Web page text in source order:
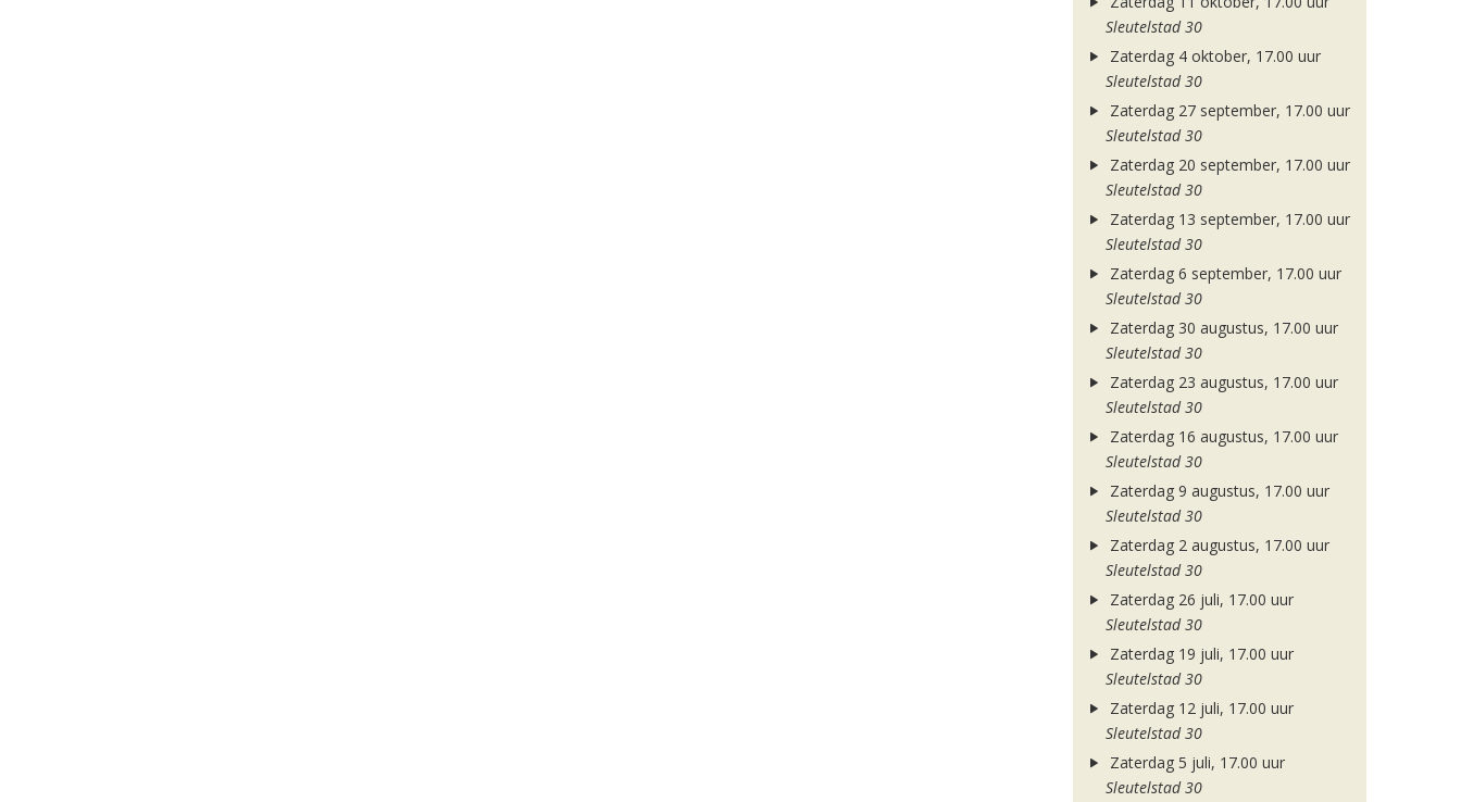
Sleutelstad 30
Zaterdag 4 oktober, 17.00 uur
Sleutelstad 30
Zaterdag 27 september, 17.00 uur
Sleutelstad 30
Zaterdag 20 september, 17.00 uur
Sleutelstad 30
Zaterdag 13 september, 17.00 uur
Sleutelstad 30
Zaterdag 6 september, 17.00 uur
Sleutelstad 30
Zaterdag 30 augustus, 17.00 uur
Sleutelstad 30
Zaterdag 23 augustus, 17.00 uur
Sleutelstad 30
Zaterdag 16 augustus, 17.00 uur
Sleutelstad 30
Zaterdag 9 augustus, 17.00 uur
Sleutelstad 30
Zaterdag 2 augustus, 17.00 uur
Sleutelstad 30
Zaterdag 26 juli, 17.00 uur
Sleutelstad 30
Zaterdag 19 juli, 17.00 uur
Sleutelstad 30
Zaterdag 12 juli, 17.00 uur
Sleutelstad 30
Zaterdag 5 juli, 17.00 uur
Sleutelstad 30